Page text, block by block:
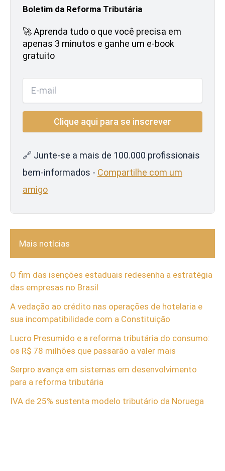
Boletim da Reforma Tributária
🚀 Aprenda tudo o que você precisa em
apenas 3 minutos e ganhe um e-book
gratuito
🔗 Junte-se a mais de 100.000 profissionais
bem-informados - Compartilhe com um
amigo
Mais notícias
O fim das isenções estaduais redesenha a estratégia
das empresas no Brasil
A vedação ao crédito nas operações de hotelaria e
sua incompatibilidade com a Constituição
Lucro Presumido e a reforma tributária do consumo:
os R$ 78 milhões que passarão a valer mais
Serpro avança em sistemas em desenvolvimento
para a reforma tributária
IVA de 25% sustenta modelo tributário da Noruega